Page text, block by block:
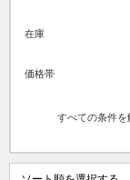
在庫
価格帯
すべての条件を